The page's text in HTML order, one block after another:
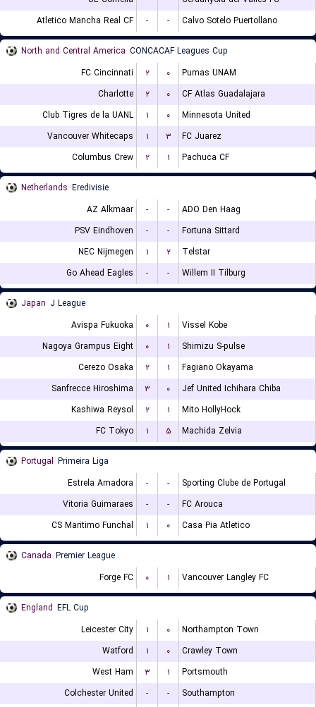
Atletico Mancha Real CF
- - Calvo Sotelo Puertollano
North and Central America CONCACAF Leagues Cup
FC Cincinnati
۲ ۰
Pumas UNAM
Charlotte
۲ ۰
CF Atlas Guadalajara
Club Tigres de la UANL
۱ ۰
Minnesota United
Vancouver Whitecaps
۱ ۳
FC Juarez
Columbus Crew
۲ ۱ Pachuca CF
Netherlands Eredivisie
AZ Alkmaar
- -
ADO Den Haag
PSV Eindhoven
- -
Fortuna Sittard
NEC Nijmegen
۱ ۲
Telstar
Go Ahead Eagles
- - Willem II Tilburg
Japan J League
Avispa Fukuoka
۰ ۱
Vissel Kobe
Nagoya Grampus Eight
۰ ۱
Shimizu S-pulse
Cerezo Osaka
۲ ۱
Fagiano Okayama
Sanfrecce Hiroshima
۳ ۰
Jef United Ichihara Chiba
Kashiwa Reysol
۲ ۱
Mito HollyHock
FC Tokyo
۱ ۵ Machida Zelvia
Portugal Primeira Liga
Estrela Amadora
- -
Sporting Clube de Portugal
Vitoria Guimaraes
- -
FC Arouca
CS Maritimo Funchal
۱ ۰ Casa Pia Atletico
Canada Premier League
Forge FC
۰ ۱ Vancouver Langley FC
England EFL Cup
Leicester City
۱ ۰
Northampton Town
Watford
۱ ۰
Crawley Town
West Ham
۳ ۱
Portsmouth
Colchester United
- -
Southampton